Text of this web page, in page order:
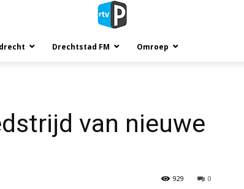
Drechtstad FM Omroep
van nieuwe
0
929